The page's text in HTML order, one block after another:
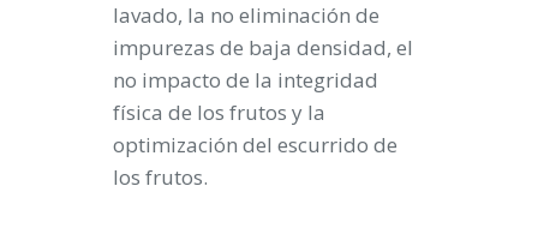
lavado, la no eliminación de
impurezas de baja densidad, el
no impacto de la integridad
física de los frutos y la
optimización del escurrido de
los frutos.